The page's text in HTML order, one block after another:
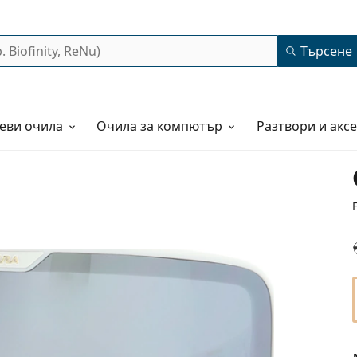
Търсене
очила Очила за компютър Разтвори и